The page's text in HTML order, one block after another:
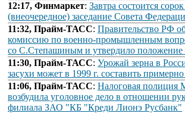
12:17, Финмаркет: Завтра состоится
(внеочередное) заседание Совета
11:32, Прайм-ТАСС: Правительство РФ
комиссию по военно-промышленным
со С.Степашиным и утвердило положение
11:30, Прайм-ТАСС: Урожай зерна в
засухи может в 1999 г. составить
11:06, Прайм-ТАСС: Налоговая полиция
возбудила уголовное дело в отношении
филиала ЗАО "КБ "Креди Лионэ Русбанк"